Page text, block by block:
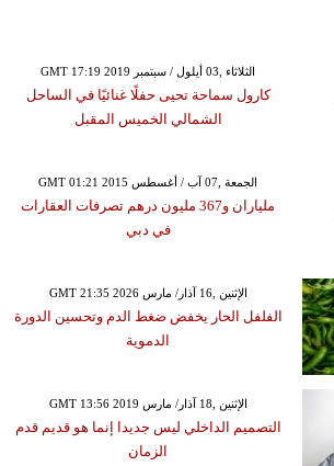
GMT 17:19 2019 الثلاثاء ,03 أيلول / سبتمبر
كارول سماحة تحيى حفلًا غنائيًا في الساحل
الشمالي الخميس المقبل
GMT 01:21 2015 الجمعة ,07 آب / أغسطس
ملياران و367 مليون درهم تصرفات العقارات
في دبي
GMT 21:35 2026 الإثنين ,16 آذار/ مارس
الفلفل الحار يخفض ضغط الدم وتحسين الدورة
الدموية
GMT 13:56 2019 الإثنين ,18 آذار/ مارس
التصميم الداخلي ليس جديدا إنما هو قديم قدم
الزمان